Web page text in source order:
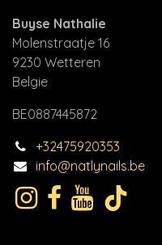
Buyse Nathalie
Molenstraatje 16
9230 Wetteren
Belgie
BE0887445872
+32475920353
info@natlynails.be